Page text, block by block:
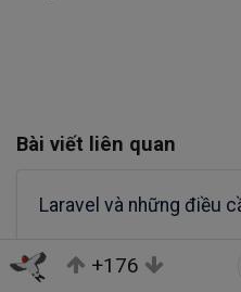
Bài viết liên quan
Laravel và những điều
Hoàng Hữu Hợi
+176